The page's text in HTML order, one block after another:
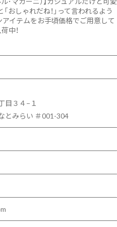
おしゃれだね！」って言われるよう
イテムをお手頃価格でご用意して
中！
目３４−１
とみらい ＃001-304